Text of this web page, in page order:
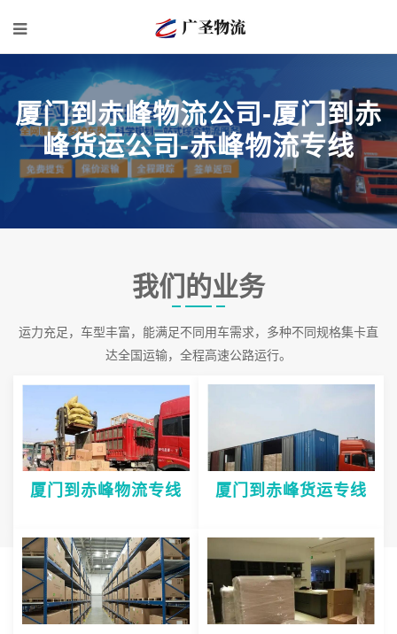
厦门到赤峰物流公司-厦门到赤
峰货运公司-赤峰物流专线
我们的业务
运力充足，车型丰富，能满足不同用车需求，多种不同规格集卡直
达全国运输，全程高速公路运行。
厦门到赤峰物流专线 厦门到赤峰货运专线